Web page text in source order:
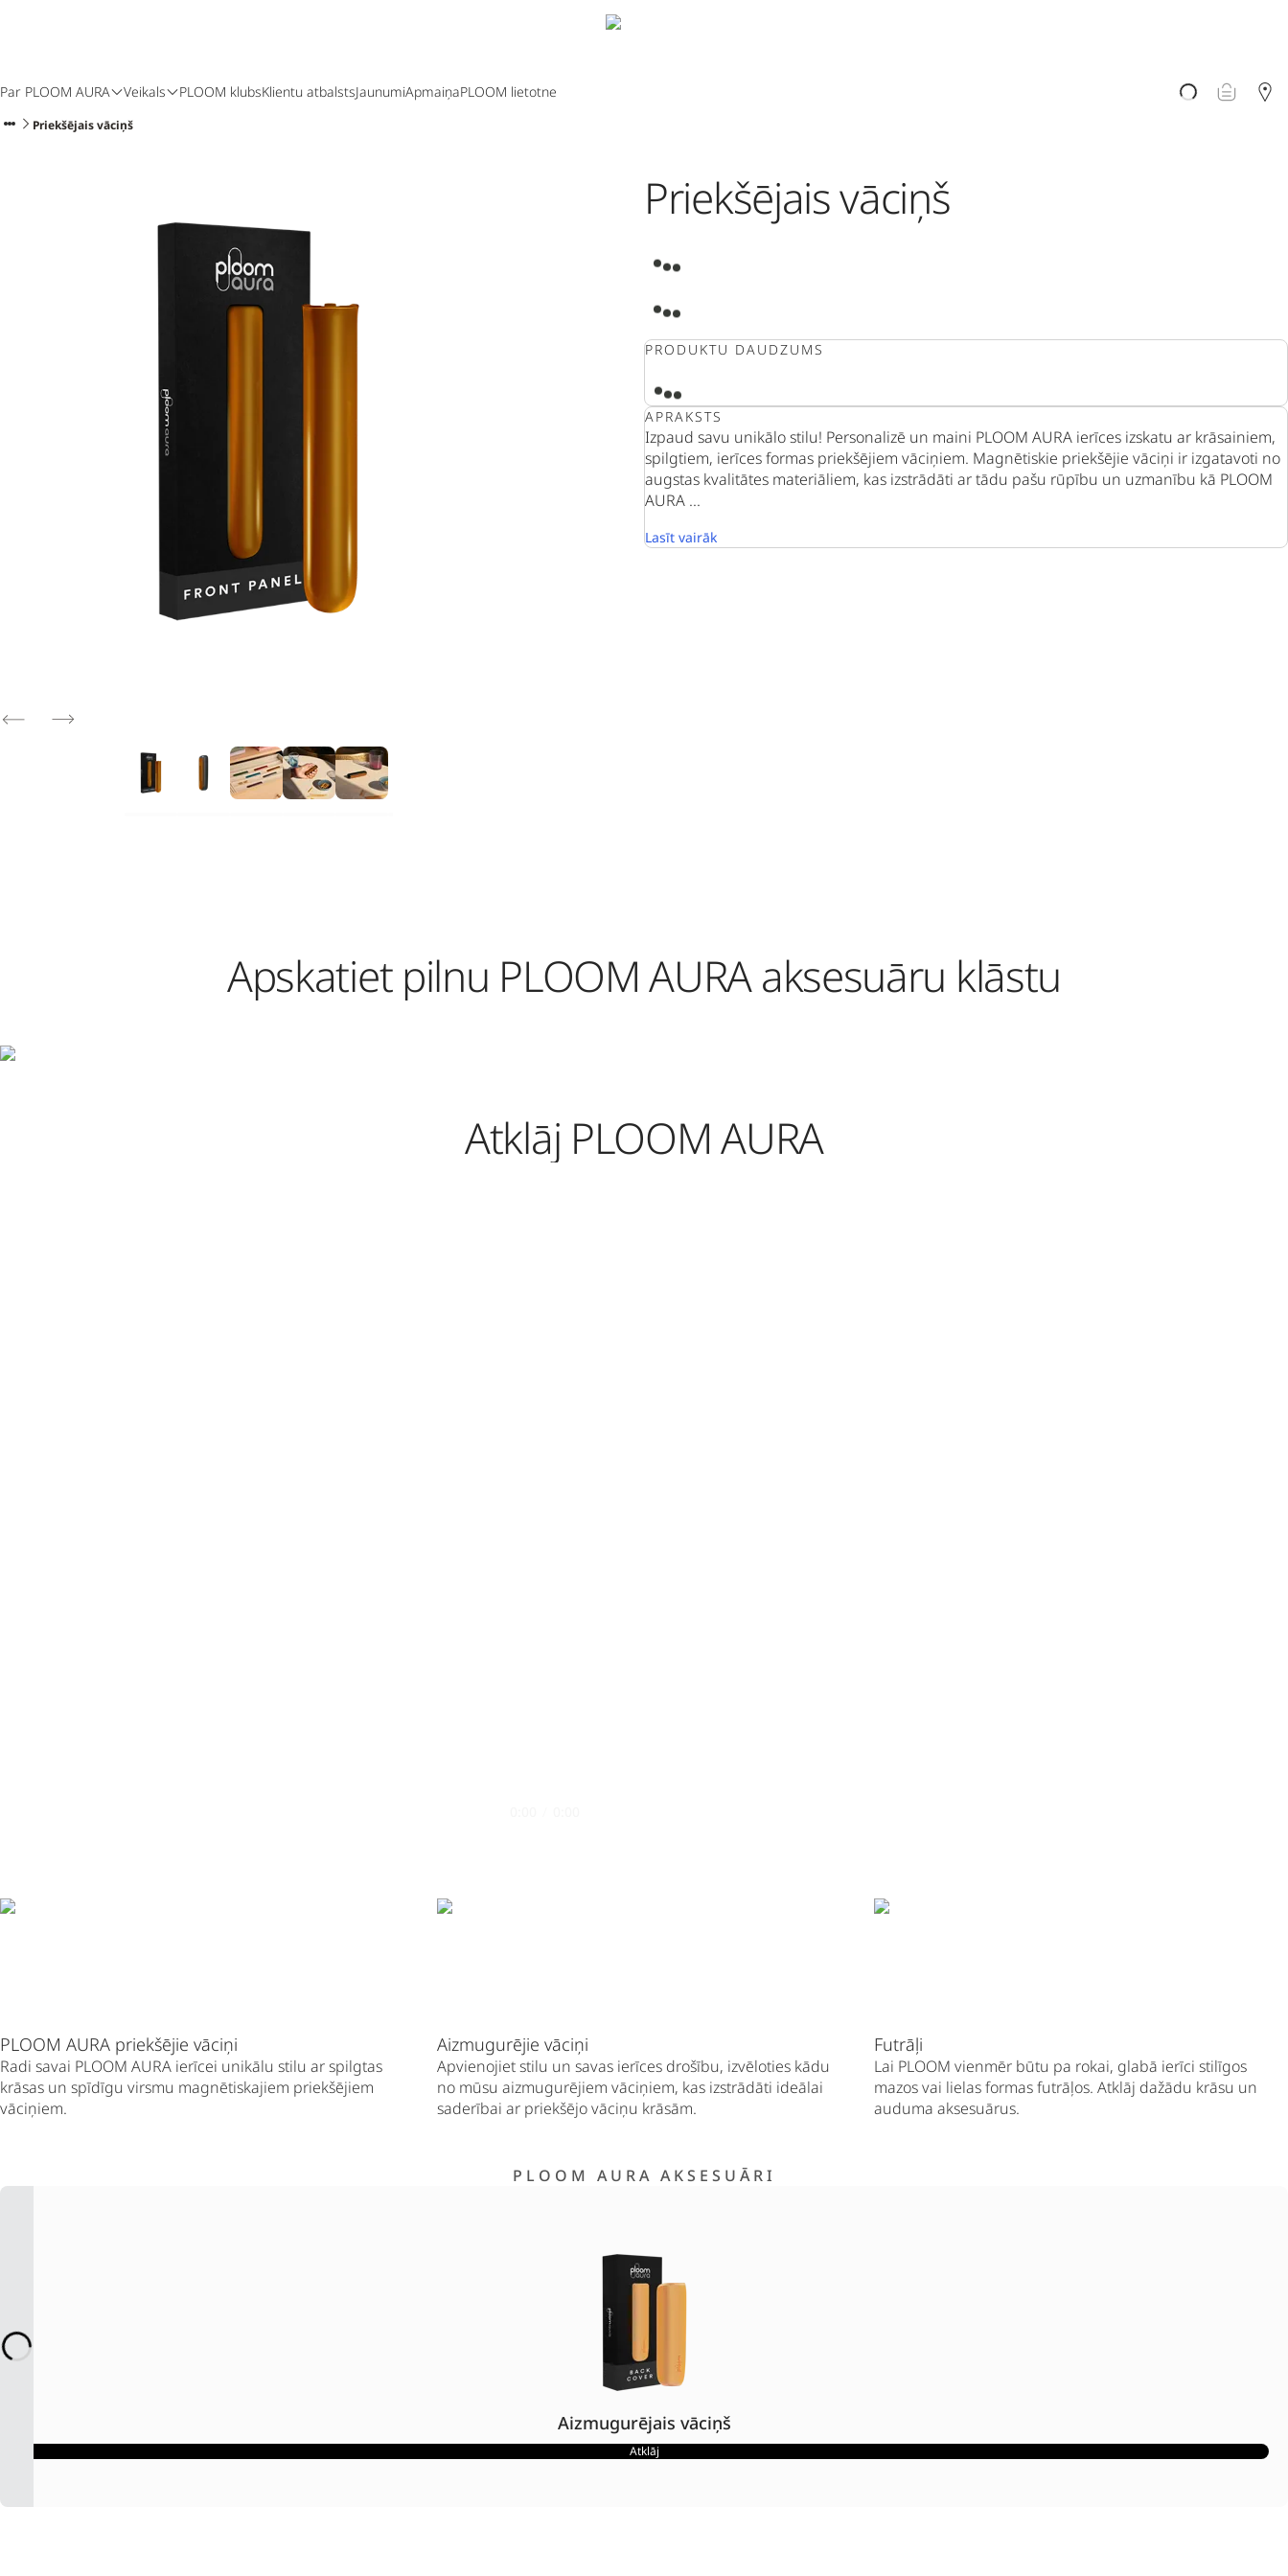
Par PLOOM AURA Veikals PLOOM klubsKlientu atbalstsJaunumiApmaiņaPLOOM lietotne
Priekšējais vāciņš
Priekšējais vāciņš
PRODUKTU DAUDZUMS
APRAKSTS
Izpaud savu unikālo stilu! Personalizē un maini PLOOM AURA ierīces izskatu ar krāsainiem,
spilgtiem, ierīces formas priekšējiem vāciņiem. Magnētiskie priekšējie vāciņi ir izgatavoti no
augstas kvalitātes materiāliem, kas izstrādāti ar tādu pašu rūpību un uzmanību kā PLOOM
AURA ...
Lasīt vairāk
Apskatiet pilnu PLOOM AURA aksesuāru klāstu
Atklāj PLOOM AURA
PLOOM AURA priekšējie vāciņi
Radi savai PLOOM AURA ierīcei unikālu stilu ar spilgtas
krāsas un spīdīgu virsmu magnētiskajiem priekšējiem
vāciņiem.
Aizmugurējie vāciņi
Apvienojiet stilu un savas ierīces drošību, izvēloties kādu
no mūsu aizmugurējiem vāciņiem, kas izstrādāti ideālai
saderībai ar priekšējo vāciņu krāsām.
Futrāļi
Lai PLOOM vienmēr būtu pa rokai, glabā ierīci stilīgos
mazos vai lielas formas futrāļos. Atklāj dažādu krāsu un
auduma aksesuārus.
PLOOM AURA AKSESUĀRI
Aizmugurējais vāciņš
Atklāj